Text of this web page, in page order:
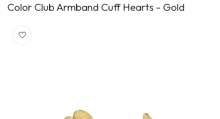
Color Club Armband Cuff Hearts - Gold